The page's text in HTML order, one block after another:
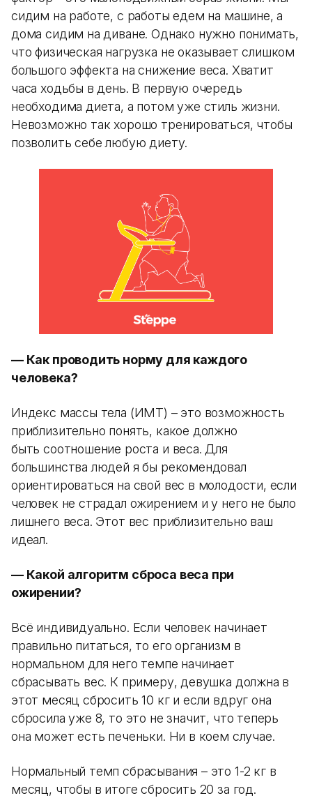
сидим на работе, с работы едем на машине, а
дома сидим на диване. Однако нужно понимать,
что физическая нагрузка не оказывает слишком
большого эффекта на снижение веса. Хватит
часа ходьбы в день. В первую очередь
необходима диета, а потом уже стиль жизни.
Невозможно так хорошо тренироваться, чтобы
позволить себе любую диету.
— Как проводить норму для каждого
человека?
Индекс массы тела (ИМТ) – это возможность
приблизительно понять, какое должно
быть соотношение роста и веса. Для
большинства людей я бы рекомендовал
ориентироваться на свой вес в молодости, если
человек не страдал ожирением и у него не было
лишнего веса. Этот вес приблизительно ваш
идеал.
— Какой алгоритм сброса веса при
ожирении?
Всё индивидуально. Если человек начинает
правильно питаться, то его организм в
нормальном для него темпе начинает
сбрасывать вес. К примеру, девушка должна в
этот месяц сбросить 10 кг и если вдруг она
сбросила уже 8, то это не значит, что теперь
она может есть печеньки. Ни в коем случае.
Нормальный темп сбрасывания – это 1-2 кг в
месяц, чтобы в итоге сбросить 20 за год.